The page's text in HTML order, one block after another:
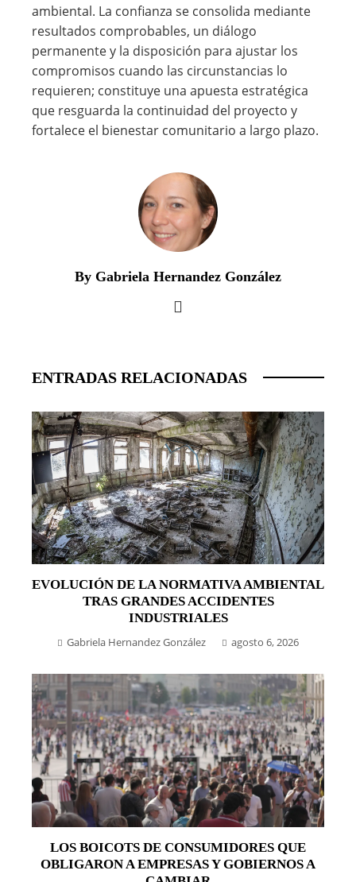
ambiental. La confianza se consolida mediante
resultados comprobables, un diálogo
permanente y la disposición para ajustar los
compromisos cuando las circunstancias lo
requieren; constituye una apuesta estratégica
que resguarda la continuidad del proyecto y
fortalece el bienestar comunitario a largo plazo.
By Gabriela Hernandez González
ENTRADAS RELACIONADAS
EVOLUCIÓN DE LA NORMATIVA AMBIENTAL
TRAS GRANDES ACCIDENTES
INDUSTRIALES
Gabriela Hernandez González agosto 6, 2026
LOS BOICOTS DE CONSUMIDORES QUE
OBLIGARON A EMPRESAS Y GOBIERNOS A